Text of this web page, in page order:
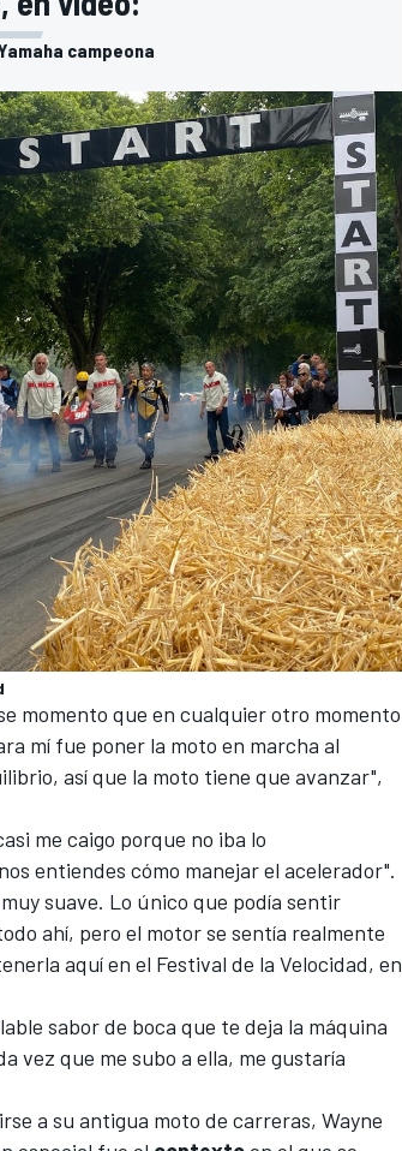
campeona
momento que en cualquier otro momento
mí fue poner la moto en marcha al
así que la moto tiene que avanzar",
me caigo porque no iba lo
entiendes cómo manejar el acelerador".
suave. Lo único que podía sentir
ahí, pero el motor se sentía realmente
aquí en el Festival de la Velocidad, en
sabor de boca que te deja la máquina
vez que me subo a ella, me gustaría
a su antigua moto de carreras, Wayne